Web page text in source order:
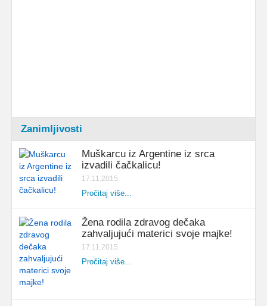
Zanimljivosti
Muškarcu iz Argentine iz srca
izvadili čačkalicu!
17.11.2015.
Pročitaj više...
Žena rodila zdravog dečaka
zahvaljujući materici svoje majke!
17.11.2015.
Pročitaj više...